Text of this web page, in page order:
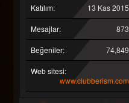
Katılım 13 Kas 2015
Mesajlar 873
Beğeniler 74,849
Web sitesi
www.clubberism.com